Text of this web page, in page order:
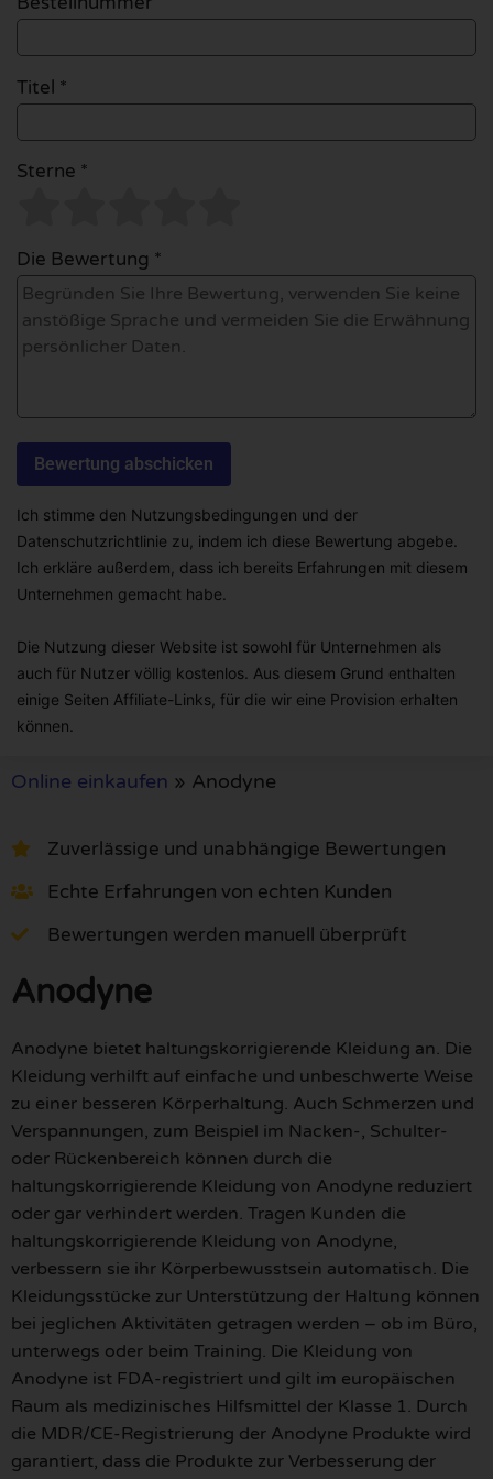
Titel *
Sterne *
Die Bewertung *
Ich stimme den Nutzungsbedingungen und der
Datenschutzrichtlinie zu, indem ich diese Bewertung abgebe.
Ich erkläre außerdem, dass ich bereits Erfahrungen mit diesem
Unternehmen gemacht habe.
Die Nutzung dieser Website ist sowohl für Unternehmen als
auch für Nutzer völlig kostenlos. Aus diesem Grund enthalten
einige Seiten Affiliate-Links, für die wir eine Provision erhalten
können.
Online einkaufen » Anodyne
Zuverlässige und unabhängige Bewertungen
Echte Erfahrungen von echten Kunden
Bewertungen werden manuell überprüft
Anodyne
Anodyne bietet haltungskorrigierende Kleidung an. Die
Kleidung verhilft auf einfache und unbeschwerte Weise
zu einer besseren Körperhaltung. Auch Schmerzen und
Verspannungen, zum Beispiel im Nacken-, Schulter-
oder Rückenbereich können durch die
haltungskorrigierende Kleidung von Anodyne reduziert
oder gar verhindert werden. Tragen Kunden die
haltungskorrigierende Kleidung von Anodyne,
verbessern sie ihr Körperbewusstsein automatisch. Die
Kleidungsstücke zur Unterstützung der Haltung können
bei jeglichen Aktivitäten getragen werden – ob im Büro,
unterwegs oder beim Training. Die Kleidung von
Anodyne ist FDA-registriert und gilt im europäischen
Raum als medizinisches Hilfsmittel der Klasse 1. Durch
die MDR/CE-Registrierung der Anodyne Produkte wird
garantiert, dass die Produkte zur Verbesserung der